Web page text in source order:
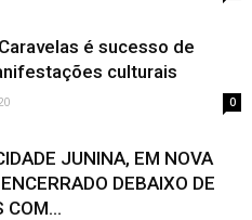
é sucesso de
culturais
0
JUNINA, EM NOVA
DEBAIXO DE
COM...